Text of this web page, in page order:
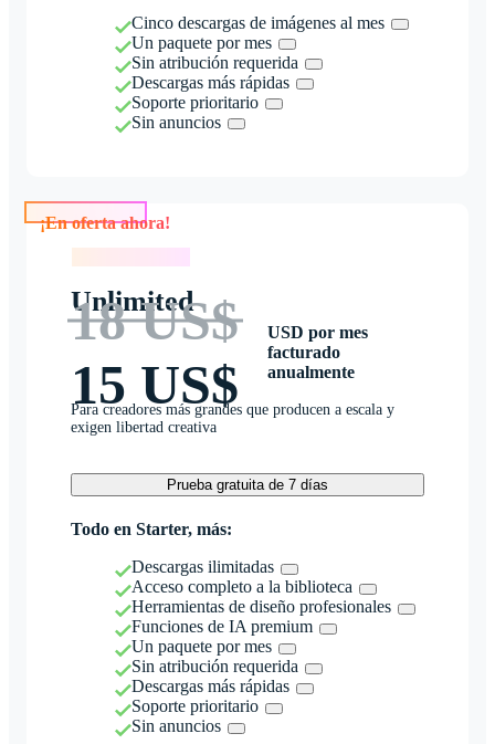
Cinco descargas de imágenes al mes
Un paquete por mes
Sin atribución requerida
Descargas más rápidas
Soporte prioritario
Sin anuncios
Unlimited
18 US$
15 US$
USD por mes
facturado
anualmente
Para creadores más grandes que producen a escala y
exigen libertad creativa
Prueba gratuita de 7 días
Todo en Starter, más:
Descargas ilimitadas
Acceso completo a la biblioteca
Herramientas de diseño profesionales
Funciones de IA premium
Un paquete por mes
Sin atribución requerida
Descargas más rápidas
Soporte prioritario
Sin anuncios